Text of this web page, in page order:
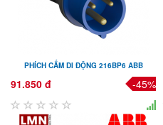
PHÍCH CẮM DI ĐỘNG 216BP6 ABB
91.850 đ -45%